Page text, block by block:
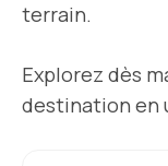
terrain.
Explorez dès
destination en